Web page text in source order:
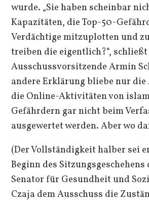
wurde. „Sie haben scheinbar
Kapazitäten, die Top-50-
Verdächtige mitzuplotten und
treiben die eigentlich?“,
Ausschussvorsitzende Armin
andere Erklärung bliebe nur die
die Online-Aktivitäten von
Gefährdern gar nicht beim
ausgewertet werden. Aber wo
(Der Vollständigkeit halber sei
Beginn des Sitzungsgeschehens
Senator für Gesundheit und
Czaja dem Ausschuss die